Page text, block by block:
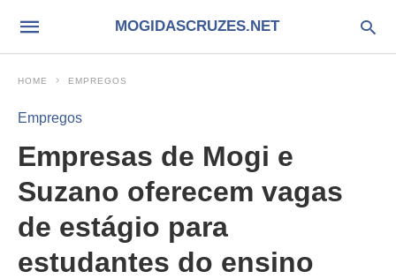
MOGIDASCRUZES.NET
HOME EMPREGOS
Empregos
Empresas de Mogi e
Suzano oferecem vagas
de estágio para
estudantes do ensino